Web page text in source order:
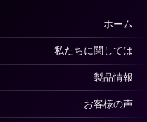
ホーム
私たちに関しては
製品情報
お客様の声